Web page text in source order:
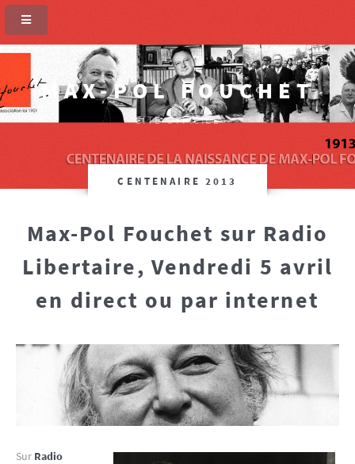
MAX-POL FOUCHET
SITE OFFICIEL
CENTENAIRE 2013
Max-Pol Fouchet sur Radio
Libertaire, Vendredi 5 avril
en direct ou par internet
Sur Radio